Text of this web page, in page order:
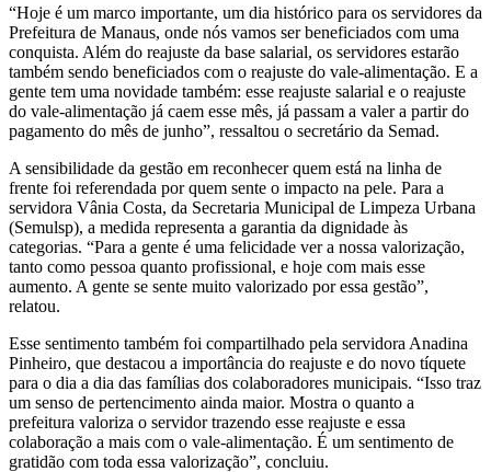
“Hoje é um marco importante, um dia histórico para os servidores da
Prefeitura de Manaus, onde nós vamos ser beneficiados com uma
conquista. Além do reajuste da base salarial, os servidores estarão
também sendo beneficiados com o reajuste do vale-alimentação. E a
gente tem uma novidade também: esse reajuste salarial e o reajuste
do vale-alimentação já caem esse mês, já passam a valer a partir do
pagamento do mês de junho”, ressaltou o secretário da Semad.
A sensibilidade da gestão em reconhecer quem está na linha de
frente foi referendada por quem sente o impacto na pele. Para a
servidora Vânia Costa, da Secretaria Municipal de Limpeza Urbana
(Semulsp), a medida representa a garantia da dignidade às
categorias. “Para a gente é uma felicidade ver a nossa valorização,
tanto como pessoa quanto profissional, e hoje com mais esse
aumento. A gente se sente muito valorizado por essa gestão”,
relatou.
Esse sentimento também foi compartilhado pela servidora Anadina
Pinheiro, que destacou a importância do reajuste e do novo tíquete
para o dia a dia das famílias dos colaboradores municipais. “Isso traz
um senso de pertencimento ainda maior. Mostra o quanto a
prefeitura valoriza o servidor trazendo esse reajuste e essa
colaboração a mais com o vale-alimentação. É um sentimento de
gratidão com toda essa valorização”, concluiu.